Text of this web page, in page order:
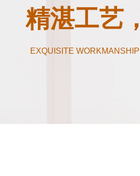
精湛工艺
EXQUISITE